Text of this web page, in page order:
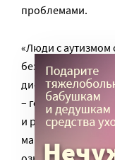
проблемами.
«Люди с аутизмом
безусловно, были
дискриминация
– говорит
и родители детей-
мамочка?“ –